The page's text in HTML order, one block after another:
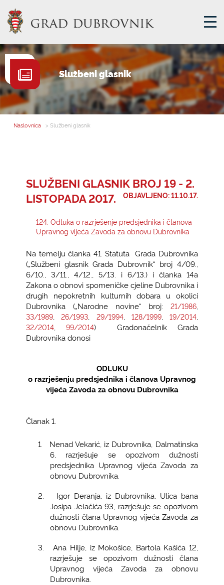
GRADSKA UPRAVA
GRADONAČELNIK
MJESNA SAMOUPRAVA
E-USLUGE
Službeni glasnik
Naslovnica > Službeni glasnik
SLUŽBENI GLASNIK BROJ 19 - 2.
LISTOPADA 2017.
OBJAVLJENO: 11.10.17.
124. Odluka o razrješenje predsjednika i članova
Upravnog vijeća Zavoda za obnovu Dubrovnika
Na temelju članka 41. Statuta Grada Dubrovnika
(„Službeni glasnik Grada Dubrovnik“ broj 4/09.,
6/10., 3/11., 4/12., 5/13. i 6/13.) i članka 14a
Zakona o obnovi spomeničke cjeline Dubrovnika i
drugih nepokretnih kulturnih dobara u okolici
Dubrovnika („Narodne novine“ broj:
21/1986,
33/1989 ,26/1993 29/1994, 128/1999, 19/2014,
32/2014 ,99/2014) Gradonačelnik Grada
Dubrovnika donosi
ODLUKU
o razrješenju predsjednika i članova Upravnog
vijeća Zavoda za obnovu Dubrovnika
Članak 1.
1.
Nenad Vekarić, iz Dubrovnika, Dalmatinska
6, razrješuje se opozivom dužnosti
predsjednika Upravnog vijeća Zavoda za
obnovu Dubrovnika.
2.
Igor Deranja, iz Dubrovnika, Ulica bana
Josipa Jelačića 93, razrješuje se opozivom
dužnosti člana Upravnog vijeća Zavoda za
obnovu Dubrovnika.
3.
Ana Hilje, iz Mokošice, Bartola Kašića 12,
razrješuje se opozivom dužnosti člana
Upravnog vijeća Zavoda za obnovu
Dubrovnika.